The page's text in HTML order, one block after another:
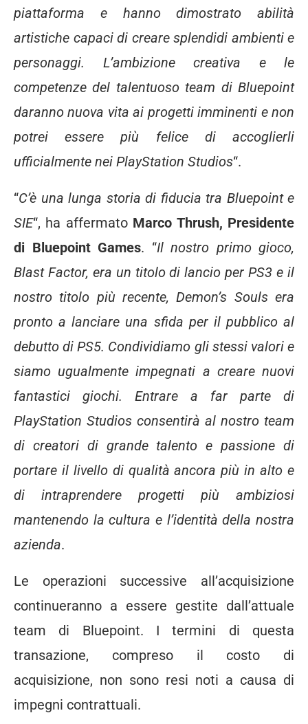
piattaforma e hanno dimostrato abilità
artistiche capaci di creare splendidi ambienti e
personaggi. L’ambizione creativa e le
competenze del talentuoso team di Bluepoint
daranno nuova vita ai progetti imminenti e non
potrei essere più felice di accoglierli
ufficialmente nei PlayStation Studios“.
“C’è una lunga storia di fiducia tra Bluepoint e
SIE“, ha affermatoMarco Thrush, Presidente
di Bluepoint Games. “Il nostro primo gioco,
Blast Factor, era un titolo di lancio per PS3 e il
nostro titolo più recente, Demon’s Souls era
pronto a lanciare una sfida per il pubblico al
debutto di PS5. Condividiamo gli stessi valori e
siamo ugualmente impegnati a creare nuovi
fantastici giochi. Entrare a far parte di
PlayStation Studios consentirà al nostro team
di creatori di grande talento e passione di
portare il livello di qualità ancora più in alto e
di intraprendere progetti più ambiziosi
mantenendo la cultura e l’identità della nostra
azienda.
Le operazioni successive all’acquisizione
continueranno a essere gestite dall’attuale
team di Bluepoint. I termini di questa
transazione, compreso il costo di
acquisizione, non sono resi noti a causa di
impegni contrattuali.